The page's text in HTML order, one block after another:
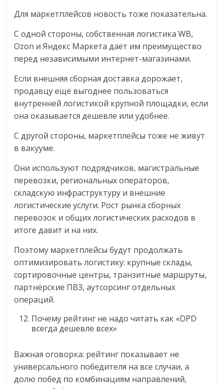
Для маркетплейсов новость тоже показательна.
С одной стороны, собственная логистика WB,
Ozon и Яндекс Маркета даёт им преимущество
перед независимыми интернет-магазинами.
Если внешняя сборная доставка дорожает,
продавцу ещё выгоднее пользоваться
внутренней логистикой крупной площадки, если
она оказывается дешевле или удобнее.
С другой стороны, маркетплейсы тоже не живут
в вакууме.
Они используют подрядчиков, магистральные
перевозки, региональных операторов,
складскую инфраструктуру и внешние
логистические услуги. Рост рынка сборных
перевозок и общих логистических расходов в
итоге давит и на них.
Поэтому маркетплейсы будут продолжать
оптимизировать логистику: крупные склады,
сортировочные центры, транзитные маршруты,
партнёрские ПВЗ, аутсорсинг отдельных
операций.
Почему рейтинг не надо читать как «DPD
всегда дешевле всех»
Важная оговорка: рейтинг показывает не
универсального победителя на все случаи, а
долю побед по комбинациям направлений,